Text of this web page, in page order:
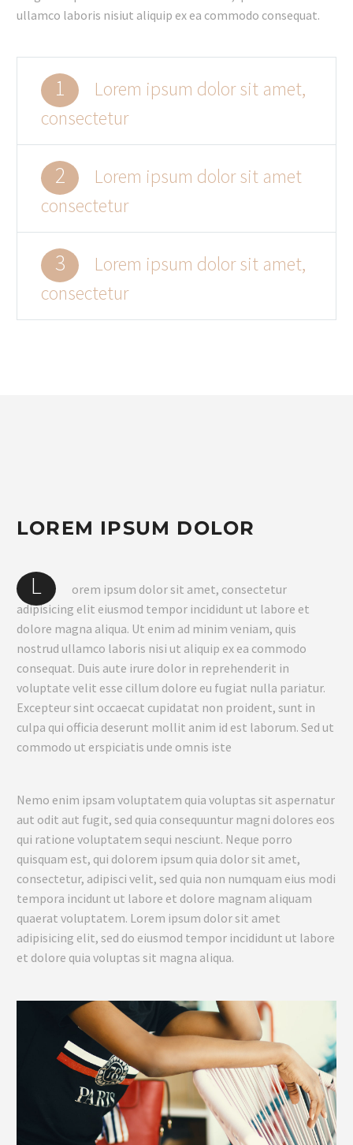
ullamco laboris nisiut aliquip ex ea commodo consequat.
1
Lorem ipsum dolor sit amet,
consectetur
2
Lorem ipsum dolor sit amet
consectetur
3
Lorem ipsum dolor sit amet,
consectetur
LOREM IPSUM DOLOR
L
orem ipsum dolor sit amet, consectetur
adipisicing elit eiusmod tempor incididunt ut labore et
dolore magna aliqua. Ut enim ad minim veniam, quis
nostrud ullamco laboris nisi ut aliquip ex ea commodo
consequat. Duis aute irure dolor in reprehenderit in
voluptate velit esse cillum dolore eu fugiat nulla pariatur.
Excepteur sint occaecat cupidatat non proident, sunt in
culpa qui officia deserunt mollit anim id est laborum. Sed ut
commodo ut erspiciatis unde omnis iste
Nemo enim ipsam voluptatem quia voluptas sit aspernatur
aut odit aut fugit, sed quia consequuntur magni dolores eos
qui ratione voluptatem sequi nesciunt. Neque porro
quisquam est, qui dolorem ipsum quia dolor sit amet,
consectetur, adipisci velit, sed quia non numquam eius modi
tempora incidunt ut labore et dolore magnam aliquam
quaerat voluptatem. Lorem ipsum dolor sit amet
adipisicing elit, sed do eiusmod tempor incididunt ut labore
et dolore quia voluptas sit magna aliqua.